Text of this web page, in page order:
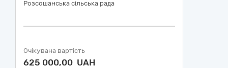
Розсошанська сільська рада
Очікувана вартість
625 000,00 UAH